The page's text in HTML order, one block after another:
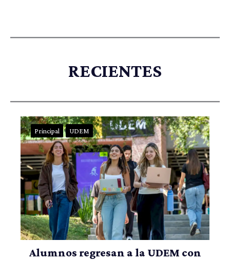
RECIENTES
Principal UDEM
Alumnos regresan a la UDEM con